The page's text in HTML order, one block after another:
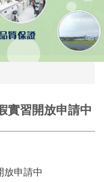
實習開放申請中
放申請中